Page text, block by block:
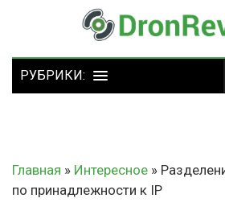
Главная » Интересное »
по принадлежности к IP